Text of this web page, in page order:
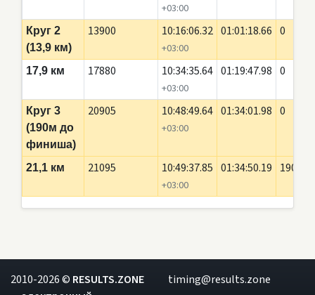
+03:00
Круг 2
(13,9 км)
13900 10:16:06.32
+03:00
01:01:18.66 0
17,9 км 17880 10:34:35.64
+03:00
01:19:47.98 0
Круг 3
(190м до
финиша)
20905 10:48:49.64
+03:00
01:34:01.98 0
21,1 км 21095 10:49:37.85
+03:00
01:34:50.19 190
2010-2026 © RESULTS.ZONE
timing@results.zone